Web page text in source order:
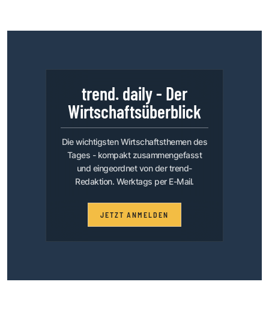
trend. daily - Der
Wirtschaftsüberblick
Die wichtigsten Wirtschaftsthemen des
Tages - kompakt zusammengefasst
und eingeordnet von der trend-
Redaktion. Werktags per E-Mail.
JETZT ANMELDEN